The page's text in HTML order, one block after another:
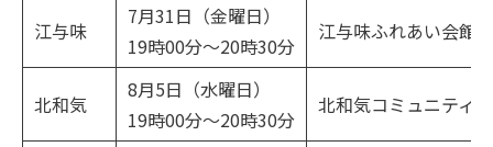
江与味
7月31日（金曜日）
19時00分～20時30分
江与味ふれあい会館
北和気
8月5日（水曜日）
19時00分～20時30分
北和気コミュニティ